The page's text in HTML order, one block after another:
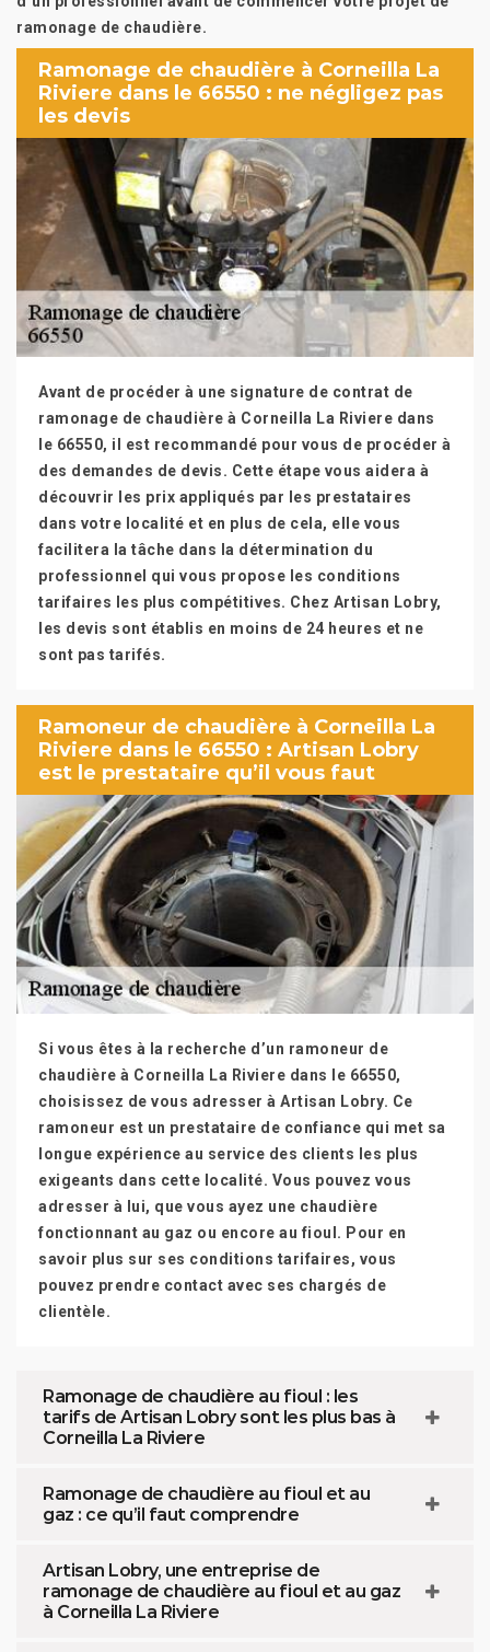
ramonage de chaudière.
Ramonage de chaudière à Corneilla La
Riviere dans le 66550 : ne négligez pas
les devis
Avant de procéder à une signature de contrat de
ramonage de chaudière à Corneilla La Riviere dans
le 66550, il est recommandé pour vous de procéder à
des demandes de devis. Cette étape vous aidera à
découvrir les prix appliqués par les prestataires
dans votre localité et en plus de cela, elle vous
facilitera la tâche dans la détermination du
professionnel qui vous propose les conditions
tarifaires les plus compétitives. Chez Artisan Lobry,
les devis sont établis en moins de 24 heures et ne
sont pas tarifés.
Ramoneur de chaudière à Corneilla La
Riviere dans le 66550 : Artisan Lobry
est le prestataire qu’il vous faut
Si vous êtes à la recherche d’un ramoneur de
chaudière à Corneilla La Riviere dans le 66550,
choisissez de vous adresser à Artisan Lobry. Ce
ramoneur est un prestataire de confiance qui met sa
longue expérience au service des clients les plus
exigeants dans cette localité. Vous pouvez vous
adresser à lui, que vous ayez une chaudière
fonctionnant au gaz ou encore au fioul. Pour en
savoir plus sur ses conditions tarifaires, vous
pouvez prendre contact avec ses chargés de
clientèle.
Ramonage de chaudière au fioul : les
tarifs de Artisan Lobry sont les plus bas à
Corneilla La Riviere
Ramonage de chaudière au fioul et au
gaz : ce qu’il faut comprendre
Artisan Lobry, une entreprise de
ramonage de chaudière au fioul et au gaz
à Corneilla La Riviere